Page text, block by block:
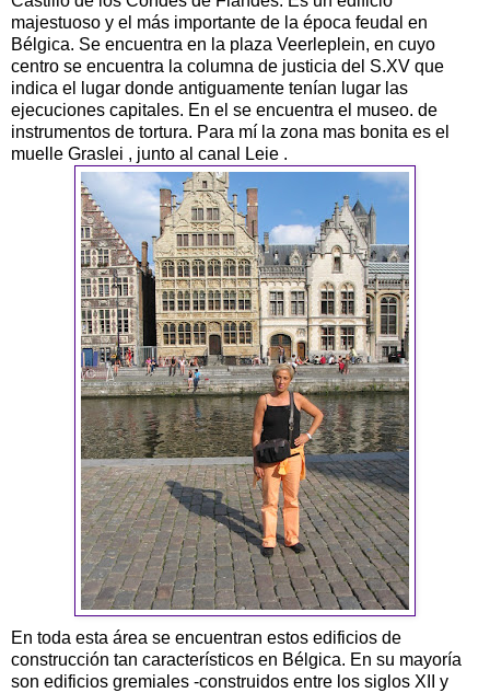
majestuoso y el más importante de la época feudal en
Bélgica. Se encuentra en la plaza Veerleplein, en cuyo
centro se encuentra la columna de justicia del S.XV que
indica el lugar donde antiguamente tenían lugar las
ejecuciones capitales. En el se encuentra el museo. de
instrumentos de tortura. Para mí la zona mas bonita es el
muelle Graslei , junto al canal Leie .
En toda esta área se encuentran estos edificios de
construcción tan característicos en Bélgica. En su mayoría
son edificios gremiales -construidos entre los siglos XII y